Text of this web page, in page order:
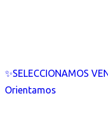
✨SELECCIONAMOS
Orientamos